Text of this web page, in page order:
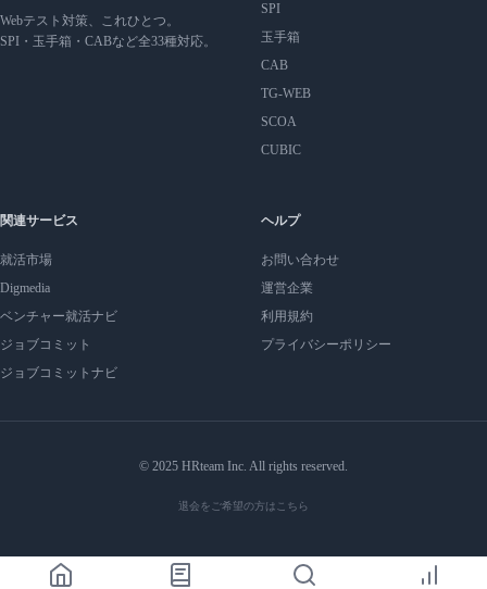
Webテスト対策、これひとつ。
SPI・玉手箱・CABなど全33種対応。
SPI
玉手箱
CAB
TG-WEB
SCOA
CUBIC
関連サービス
就活市場
Digmedia
ベンチャー就活ナビ
ジョブコミット
ジョブコミットナビ
ヘルプ
お問い合わせ
運営企業
利用規約
プライバシーポリシー
© 2025 HRteam Inc. All rights reserved.
退会をご希望の方はこちら